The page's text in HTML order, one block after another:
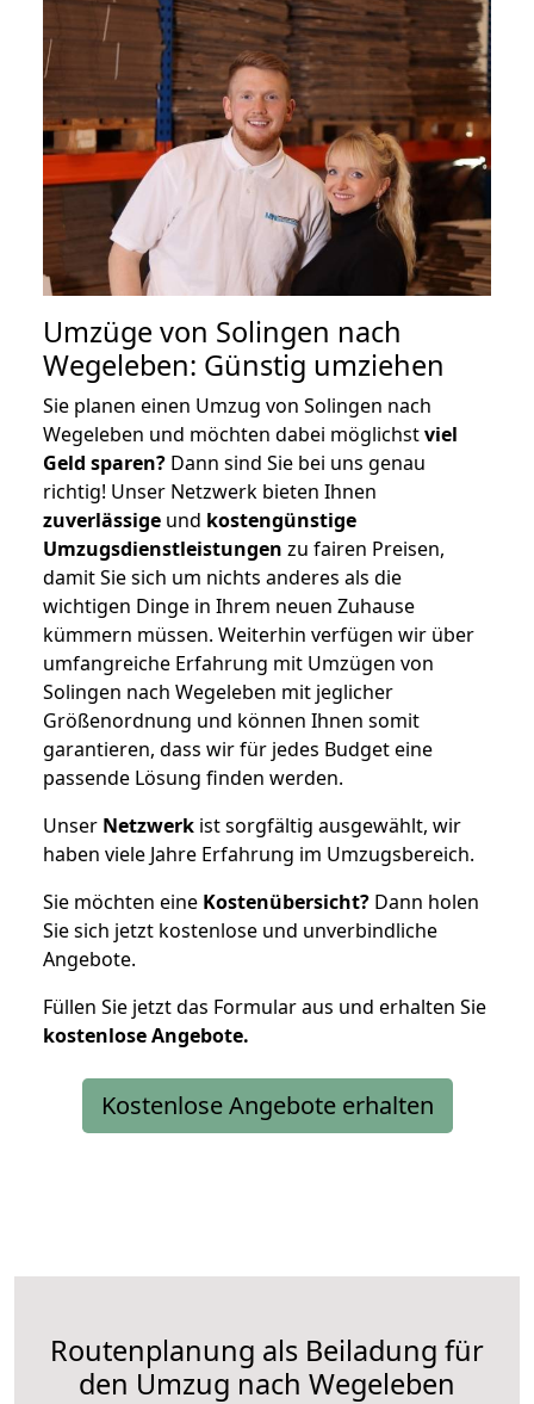
Umzüge von Solingen nach
Wegeleben: Günstig umziehen
Sie planen einen Umzug von Solingen nach
Wegeleben und möchten dabei möglichstviel
Geld sparen? Dann sind Sie bei uns genau
richtig! Unser Netzwerk bieten Ihnen
zuverlässige und kostengünstige
Umzugsdienstleistungen zu fairen Preisen,
damit Sie sich um nichts anderes als die
wichtigen Dinge in Ihrem neuen Zuhause
kümmern müssen. Weiterhin verfügen wir über
umfangreiche Erfahrung mit Umzügen von
Solingen nach Wegeleben mit jeglicher
Größenordnung und können Ihnen somit
garantieren, dass wir für jedes Budget eine
passende Lösung finden werden.
Unser Netzwerk ist sorgfältig ausgewählt, wir
haben viele Jahre Erfahrung im Umzugsbereich.
Sie möchten eine Kostenübersicht? Dann holen
Sie sich jetzt kostenlose und unverbindliche
Angebote.
Füllen Sie jetzt das Formular aus und erhalten Sie
kostenloseAngebote.
Kostenlose Angebote erhalten
Routenplanung als Beiladung für
den Umzug nach Wegeleben